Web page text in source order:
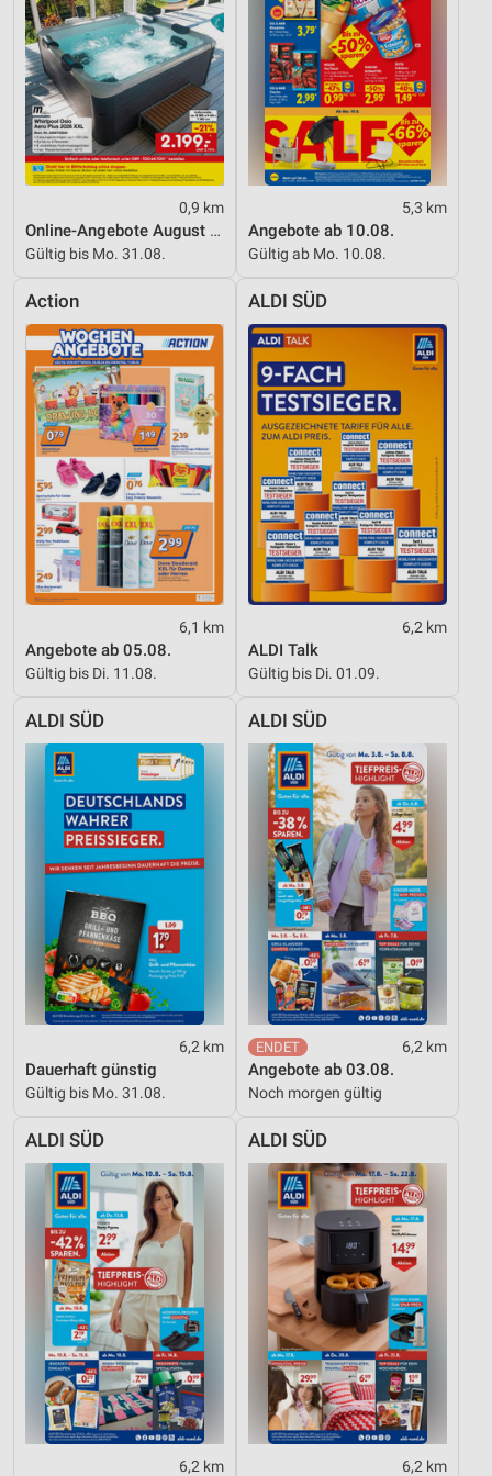
0,9 km
Online-Angebote August 2026
Gültig bis Mo. 31.08.
5,3 km
Angebote ab 10.08.
Gültig ab Mo. 10.08.
Action
6,1 km
Angebote ab 05.08.
Gültig bis Di. 11.08.
ALDI SÜD
6,2 km
ALDI Talk
Gültig bis Di. 01.09.
ALDI SÜD
6,2 km
Dauerhaft günstig
Gültig bis Mo. 31.08.
ALDI SÜD
6,2 km
Angebote ab 03.08.
Noch morgen gültig
ALDI SÜD
6,2 km
ALDI SÜD
6,2 km
Inhalten
IAB-Besonderheiten:
Verwendung genauer Standortdaten
Geräte anhand von aktiv angeforderten
Informationen identifizieren
Nicht-IAB-Verarbeitungszwecke:
Notwendig
Performance
Funktional
Werbung